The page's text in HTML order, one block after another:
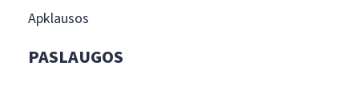
Apklausos
PASLAUGOS